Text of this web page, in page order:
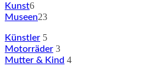
Kunst6
Museen23
Künstler 5
Motorräder 3
Mutter & Kind 4